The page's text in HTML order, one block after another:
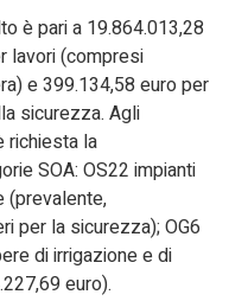
è pari a 19.864.013,28
lavori (compresi
e 399.134,58 euro per
sicurezza. Agli
richiesta la
SOA: OS22 impianti
(prevalente,
per la sicurezza); OG6
di irrigazione e di
euro).